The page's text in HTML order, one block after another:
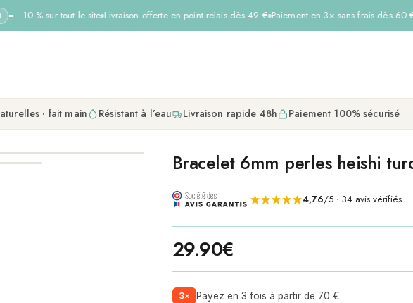
= −10 % sur tout le site Livraison offerte en point relais dès 49 € Paiement en 3× sans frais dès 60 €
· fait main Résistant à l’eau Livraison rapide 48h Paiement 100% sécurisé
Bracelet 6mm perles heishi
4,76/5 · 34 avis vérifiés
29.90€
3× Payez en 3 fois à partir de 70 €